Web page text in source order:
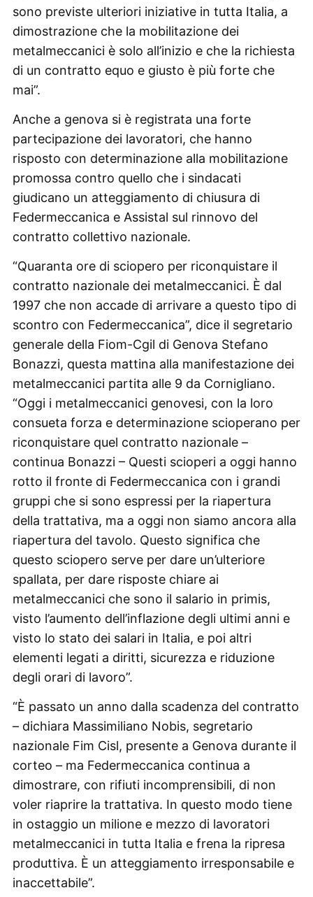
sono previste ulteriori iniziative in tutta Italia, a
dimostrazione che la mobilitazione dei
metalmeccanici è solo all’inizio e che la richiesta
di un contratto equo e giusto è più forte che
mai”.
Anche a genova si è registrata una forte
partecipazione dei lavoratori, che hanno
risposto con determinazione alla mobilitazione
promossa contro quello che i sindacati
giudicano un atteggiamento di chiusura di
Federmeccanica e Assistal sul rinnovo del
contratto collettivo nazionale.
“Quaranta ore di sciopero per riconquistare il
contratto nazionale dei metalmeccanici. È dal
1997 che non accade di arrivare a questo tipo di
scontro con Federmeccanica”, dice il segretario
generale della Fiom-Cgil di Genova Stefano
Bonazzi, questa mattina alla manifestazione dei
metalmeccanici partita alle 9 da Cornigliano.
“Oggi i metalmeccanici genovesi, con la loro
consueta forza e determinazione scioperano per
riconquistare quel contratto nazionale –
continua Bonazzi – Questi scioperi a oggi hanno
rotto il fronte di Federmeccanica con i grandi
gruppi che si sono espressi per la riapertura
della trattativa, ma a oggi non siamo ancora alla
riapertura del tavolo. Questo significa che
questo sciopero serve per dare un’ulteriore
spallata, per dare risposte chiare ai
metalmeccanici che sono il salario in primis,
visto l’aumento dell’inflazione degli ultimi anni e
visto lo stato dei salari in Italia, e poi altri
elementi legati a diritti, sicurezza e riduzione
degli orari di lavoro”.
“È passato un anno dalla scadenza del contratto
– dichiara Massimiliano Nobis, segretario
nazionale Fim Cisl, presente a Genova durante il
corteo – ma Federmeccanica continua a
dimostrare, con rifiuti incomprensibili, di non
voler riaprire la trattativa. In questo modo tiene
in ostaggio un milione e mezzo di lavoratori
metalmeccanici in tutta Italia e frena la ripresa
produttiva. È un atteggiamento irresponsabile e
inaccettabile”.